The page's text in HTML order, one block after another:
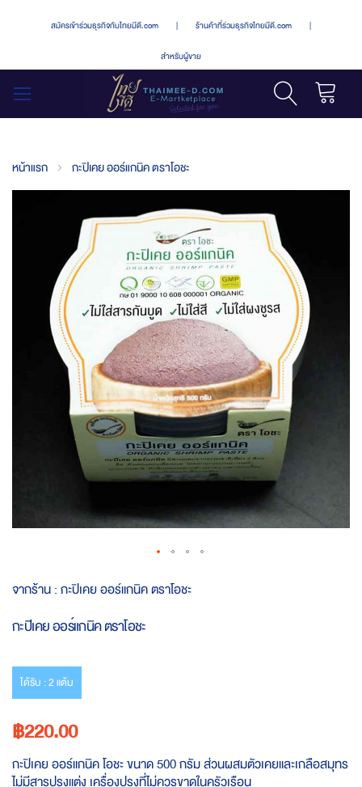
สมัครเข้าร่วมธุรกิจกับไทยมีดี.com | ร้านค้าที่ร่วมธุรกิจไทยมีดี.com |
สำหรับผู้ขาย
หน้าแรก กะปิเคย ออร์แกนิค ตราโอชะ
images
to
beginning
the
images
gallery
จากร้าน :กะปิเคย ออร์แกนิค ตราโอชะ
กะปิเคย ออร์แกนิค ตราโอชะ
ได้รับ : 2 แต้ม
฿220.00
กะปิเคย ออร์แกนิค โอชะ ขนาด 500 กรัม ส่วนผสมตัวเคยและเกลือสมุทร
ไม่มีสารปรุงแต่ง เครื่องปรุงที่ไม่ควรขาดในครัวเรือน